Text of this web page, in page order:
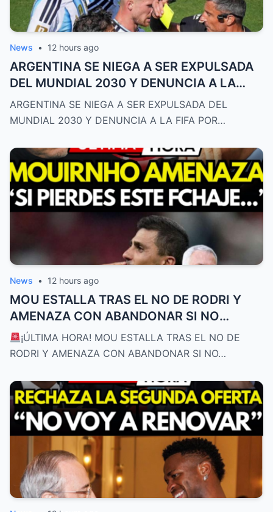
News • 12 hours ago
ARGENTINA SE NIEGA A SER EXPULSADA
DEL MUNDIAL 2030 Y DENUNCIA A LA
FIFA POR DIFAMACIÓN
ARGENTINA SE NIEGA A SER EXPULSADA DEL
MUNDIAL 2030 Y DENUNCIA A LA FIFA POR…
News • 12 hours ago
MOU ESTALLA TRAS EL NO DE RODRI Y
AMENAZA CON ABANDONAR SI NO
FICHAN ESTE JUGADOR
¡ÚLTIMA HORA! MOU ESTALLA TRAS EL NO DE
RODRI Y AMENAZA CON ABANDONAR SI NO…